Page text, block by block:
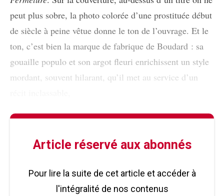
peut plus sobre, la photo colorée d’une prostituée début
de siècle à peine vêtue donne le ton de l’ouvrage. Et le
ton, c’est bien la marque de fabrique de Boudard : sa
gouaille populo et son argot fleuri enrichissent un style
mordant, souvent hilarant, qu’il met au service d’un
Article réservé aux abonnés
Pour lire la suite de cet article et accéder à
l'intégralité de nos contenus